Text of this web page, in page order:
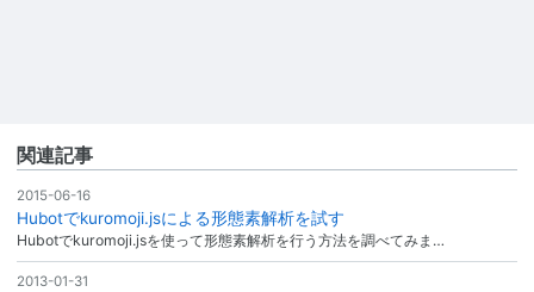
関連記事
2015-06-16
Hubotでkuromoji.jsによる形態素解析を試す
Hubotでkuromoji.jsを使って形態素解析を行う方法を調べてみま…
2013-01-31